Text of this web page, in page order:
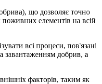
що дозволяє точно
елементів на всій
всі процеси, пов'язані
завантаженням добрив, а
факторів, таким як